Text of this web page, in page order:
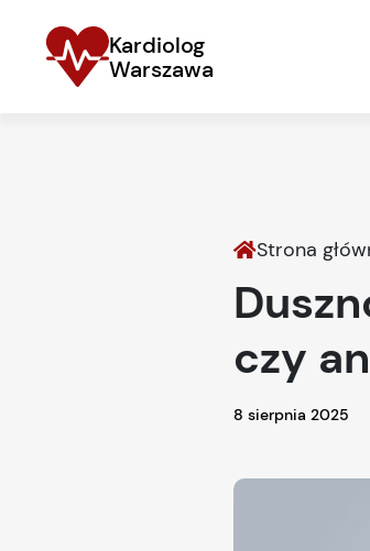
Kardiolog
Warszawa
Strona
czy
8 sierpnia 2025